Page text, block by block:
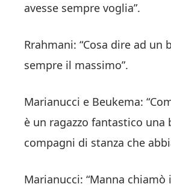
avesse sempre voglia”.
Rrahmani: “Cosa dire ad
sempre il massimo”.
Marianucci e Beukema:
è un ragazzo fantastico una
compagni di stanza che
Marianucci: “Manna